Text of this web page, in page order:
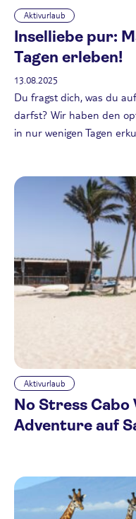
Aktivurlaub
Inselliebe pur:
Tagen erleben!
13.08.2025
Du fragst dich, was du
darfst? Wir haben den
in nur wenigen Tagen
Aktivurlaub
No Stress
Adventure auf